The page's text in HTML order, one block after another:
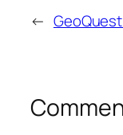
←